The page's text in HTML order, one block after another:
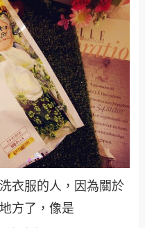
衣服的人，因為關於
方了，像是